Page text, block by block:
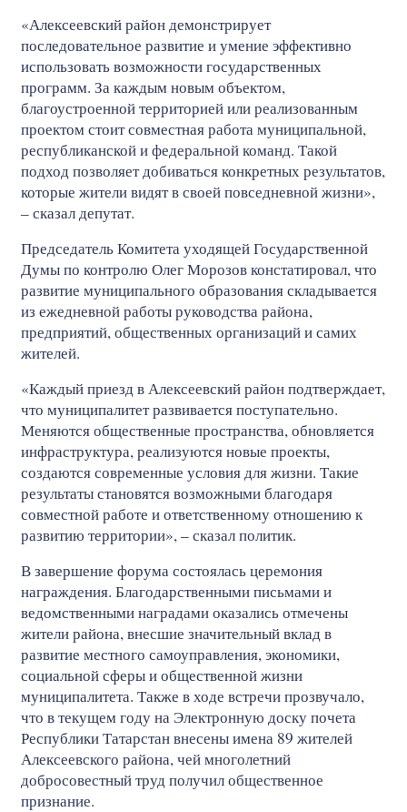
«Алексеевский район демонстрирует
последовательное развитие и умение эффективно
использовать возможности государственных
программ. За каждым новым объектом,
благоустроенной территорией или реализованным
проектом стоит совместная работа муниципальной,
республиканской и федеральной команд. Такой
подход позволяет добиваться конкретных результатов,
которые жители видят в своей повседневной жизни»,
– сказал депутат.
Председатель Комитета уходящей Государственной
Думы по контролю Олег Морозов констатировал, что
развитие муниципального образования складывается
из ежедневной работы руководства района,
предприятий, общественных организаций и самих
жителей.
«Каждый приезд в Алексеевский район подтверждает,
что муниципалитет развивается поступательно.
Меняются общественные пространства, обновляется
инфраструктура, реализуются новые проекты,
создаются современные условия для жизни. Такие
результаты становятся возможными благодаря
совместной работе и ответственному отношению к
развитию территории», – сказал политик.
В завершение форума состоялась церемония
награждения. Благодарственными письмами и
ведомственными наградами оказались отмечены
жители района, внесшие значительный вклад в
развитие местного самоуправления, экономики,
социальной сферы и общественной жизни
муниципалитета. Также в ходе встречи прозвучало,
что в текущем году на Электронную доску почета
Республики Татарстан внесены имена 89 жителей
Алексеевского района, чей многолетний
добросовестный труд получил общественное
признание.